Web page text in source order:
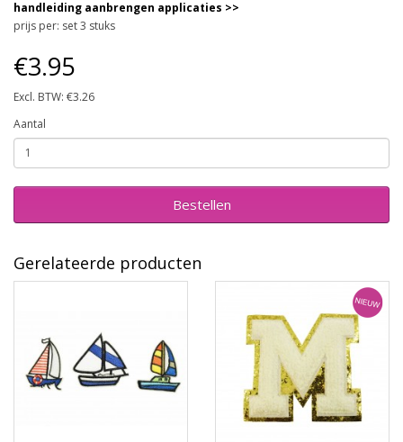
handleiding aanbrengen applicaties >>
prijs per: set 3 stuks
€3.95
Excl. BTW: €3.26
Aantal
Bestellen
Gerelateerde producten